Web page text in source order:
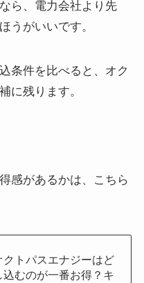
ら、電力会社より先
うがいいです。
条件を比べると、オク
に残ります。
感があるかは、こちら
クトパスエナジーはど
込むのが一番お得？キ